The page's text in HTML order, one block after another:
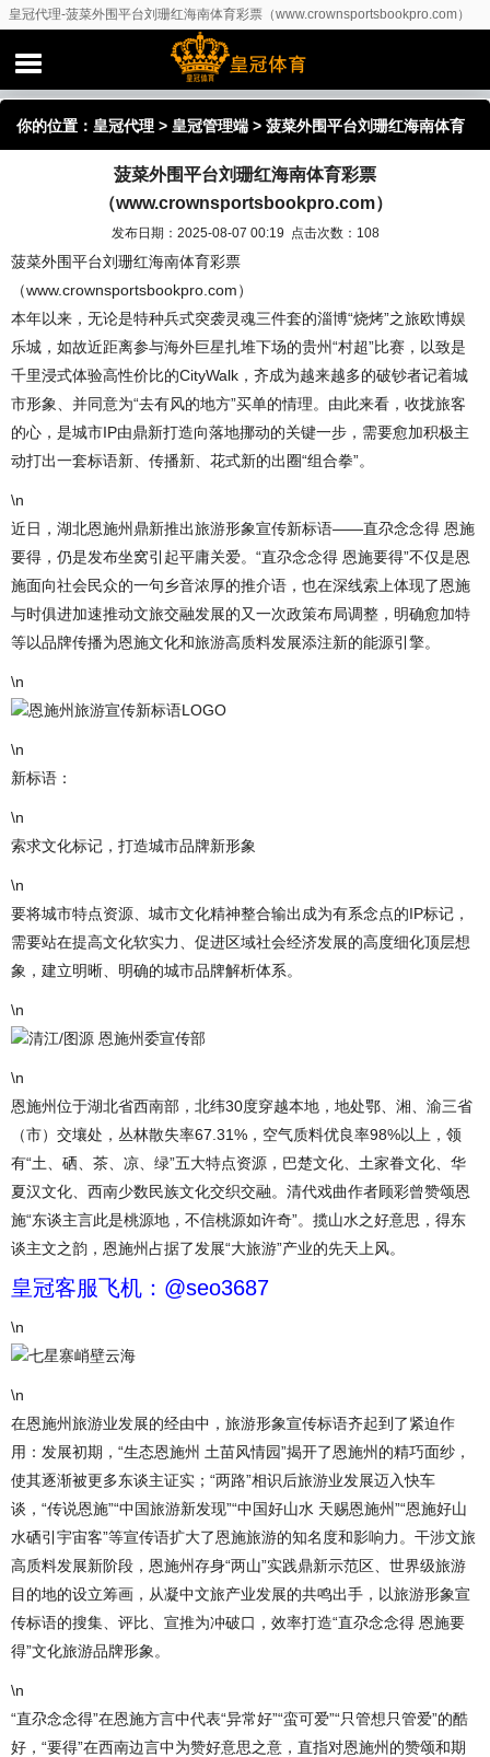
皇冠代理-菠菜外围平台刘珊红海南体育彩票（www.crownsportsbookpro.com）
你的位置： 皇冠代理 > 皇冠管理端 > 菠菜外围平台刘珊红海南体育
彩票（www.crownsportsbookpro.com）
菠菜外围平台刘珊红海南体育彩票
（www.crownsportsbookpro.com）
发布日期：2025-08-07 00:19 点击次数：108
菠菜外围平台刘珊红海南体育彩票
（www.crownsportsbookpro.com）
本年以来，无论是特种兵式突袭灵魂三件套的淄博“烧烤”之旅欧博娱
乐城，如故近距离参与海外巨星扎堆下场的贵州“村超”比赛，以致是
千里浸式体验高性价比的CityWalk，齐成为越来越多的破钞者记着城
市形象、并同意为“去有风的地方”买单的情理。由此来看，收拢旅客
的心，是城市IP由鼎新打造向落地挪动的关键一步，需要愈加积极主
动打出一套标语新、传播新、花式新的出圈“组合拳”。
\n
近日，湖北恩施州鼎新推出旅游形象宣传新标语——直尕念念得 恩施
要得，仍是发布坐窝引起平庸关爱。“直尕念念得 恩施要得”不仅是恩
施面向社会民众的一句乡音浓厚的推介语，也在深线索上体现了恩施
与时俱进加速推动文旅交融发展的又一次政策布局调整，明确愈加特
等以品牌传播为恩施文化和旅游高质料发展添注新的能源引擎。
\n
恩施州旅游宣传新标语LOGO
\n
新标语：
\n
索求文化标记，打造城市品牌新形象
\n
要将城市特点资源、城市文化精神整合输出成为有系念点的IP标记，
需要站在提高文化软实力、促进区域社会经济发展的高度细化顶层想
象，建立明晰、明确的城市品牌解析体系。
\n
清江/图源 恩施州委宣传部
\n
恩施州位于湖北省西南部，北纬30度穿越本地，地处鄂、湘、渝三省
（市）交壤处，丛林散失率67.31%，空气质料优良率98%以上，领
有“土、硒、茶、凉、绿”五大特点资源，巴楚文化、土家眷文化、华
夏汉文化、西南少数民族文化交织交融。清代戏曲作者顾彩曾赞颂恩
施“东谈主言此是桃源地，不信桃源如许奇”。揽山水之好意思，得东
谈主文之韵，恩施州占据了发展“大旅游”产业的先天上风。
皇冠客服飞机：@seo3687
\n
七星寨峭壁云海
\n
在恩施州旅游业发展的经由中，旅游形象宣传标语齐起到了紧迫作
用：发展初期，“生态恩施州 土苗风情园”揭开了恩施州的精巧面纱，
使其逐渐被更多东谈主证实；“两路”相识后旅游业发展迈入快车
谈，“传说恩施”“中国旅游新发现”“中国好山水 天赐恩施州”“恩施好山
水硒引宇宙客”等宣传语扩大了恩施旅游的知名度和影响力。干涉文旅
高质料发展新阶段，恩施州存身“两山”实践鼎新示范区、世界级旅游
目的地的设立筹画，从凝中文旅产业发展的共鸣出手，以旅游形象宣
传标语的搜集、评比、宣推为冲破口，效率打造“直尕念念得 恩施要
得”文化旅游品牌形象。
\n
“直尕念念得”在恩施方言中代表“异常好”“蛮可爱”“只管想只管爱”的酷
好，“要得”在西南边言中为赞好意思之意，直指对恩施州的赞颂和期